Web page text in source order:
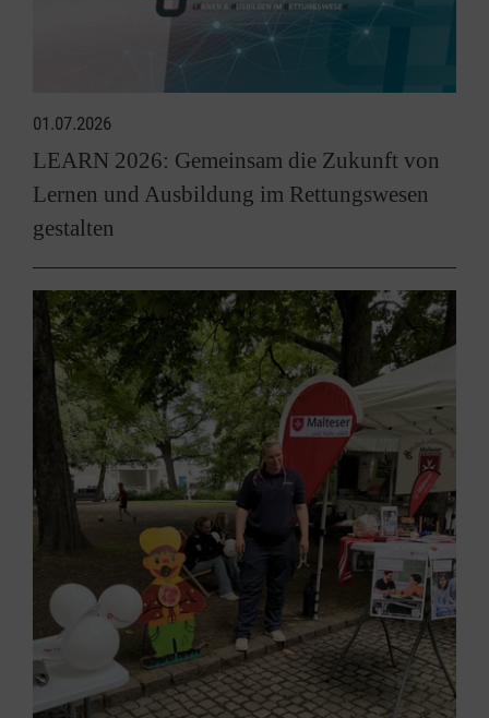
01.07.2026
LEARN 2026: Gemeinsam die Zukunft von
Lernen und Ausbildung im Rettungswesen
gestalten